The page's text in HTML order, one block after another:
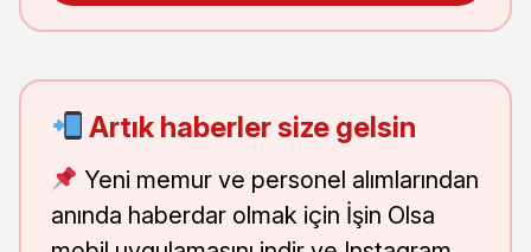
Artık haberler size gelsin
Yeni memur ve personel alımlarından
anında haberdar olmak için İşin Olsa